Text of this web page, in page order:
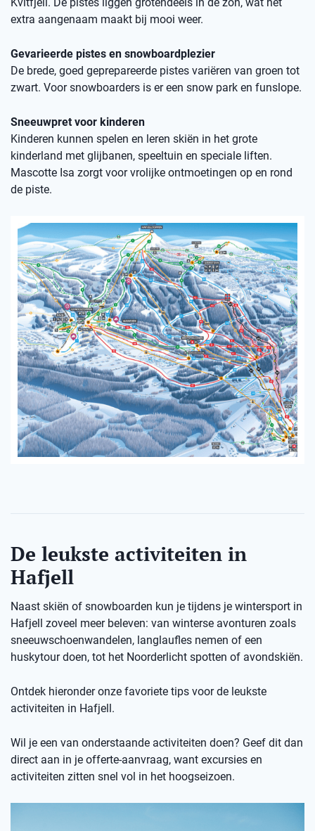
extra aangenaam maakt bij mooi weer.
Gevarieerde pistes en snowboardplezier
De brede, goed geprepareerde pistes variëren van groen tot
zwart. Voor snowboarders is er een snow park en funslope.
Sneeuwpret voor kinderen
Kinderen kunnen spelen en leren skiën in het grote
kinderland met glijbanen, speeltuin en speciale liften.
Mascotte Isa zorgt voor vrolijke ontmoetingen op en rond
de piste.
De leukste activiteiten in
Hafjell
Naast skiën of snowboarden kun je tijdens je wintersport in
Hafjell zoveel meer beleven: van winterse avonturen zoals
sneeuwschoenwandelen, langlaufles nemen of een
huskytour doen, tot het Noorderlicht spotten of avondskiën.
Ontdek hieronder onze favoriete tips voor de leukste
activiteiten in Hafjell.
Wil je een van onderstaande activiteiten doen? Geef dit dan
direct aan in je offerte-aanvraag, want excursies en
activiteiten zitten snel vol in het hoogseizoen.